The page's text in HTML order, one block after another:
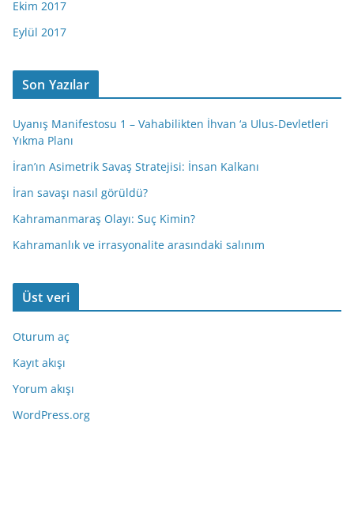
Ekim 2017
Eylül 2017
Son Yazılar
Uyanış Manifestosu 1 – Vahabilikten İhvan ‘a Ulus-Devletleri
Yıkma Planı
İran’ın Asimetrik Savaş Stratejisi: İnsan Kalkanı
İran savaşı nasıl görüldü?
Kahramanmaraş Olayı: Suç Kimin?
Kahramanlık ve irrasyonalite arasındaki salınım
Üst veri
Oturum aç
Kayıt akışı
Yorum akışı
WordPress.org